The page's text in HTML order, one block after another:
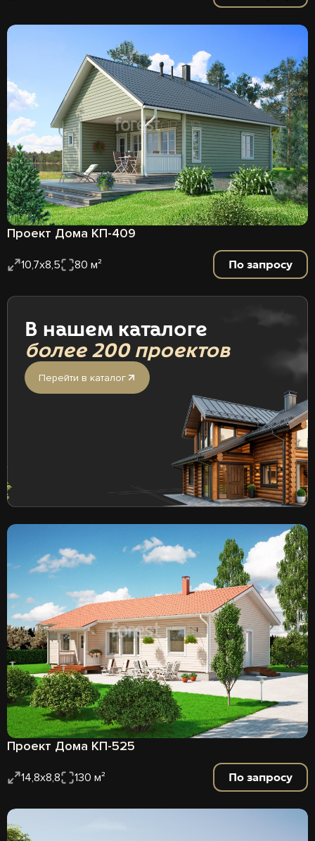
Проект Дома КП-409
10,7х8,5 80 м² По запросу
В нашем каталоге
более 200 проектов
Перейти в каталог
Проект Дома КП-525
14,8х8,8 130 м² По запросу